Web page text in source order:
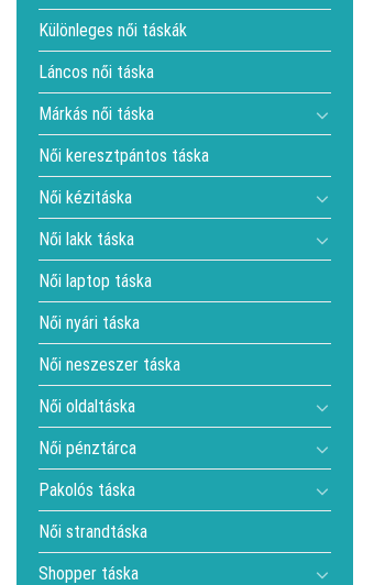
Különleges női táskák
Láncos női táska
Márkás női táska
Női keresztpántos táska
Női kézitáska
Női lakk táska
Női laptop táska
Női nyári táska
Női neszeszer táska
Női oldaltáska
Női pénztárca
Pakolós táska
Női strandtáska
Shopper táska